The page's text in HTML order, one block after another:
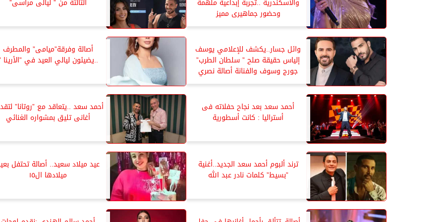
والأسكندرية ..تجربة إبداعية ملهمة
وحضور جماهيرى مميز
الثالثة من ” ليالى مراسى”
وائل جسار..يكشف للإعلامي يوسف
إلياس حقيقة صلح ” سلطان الطرب”
جورج وسوف والفنانة أصالة نصري
أصالة وفرقة”ميامى” والمطرف
..يضيئون ليالي العيد في ”الأرينا
أحمد سعد بعد نجاح حفلاته فى
أستراليا : كانت أسطورية
أحمد سعد ..يتعاقد مع ”روتانا”
أغانى تليق بمشواره الغنائي
ترند ألبوم أحمد سعد الجديد..أغنية
”بسيط” كلمات نادر عبد الله
عيد ميلاد سعيد.. أصالة تحتفل
ميلادها ال١٥